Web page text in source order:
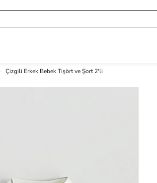
Çizgili Erkek Bebek Tişört ve Şort 2'li